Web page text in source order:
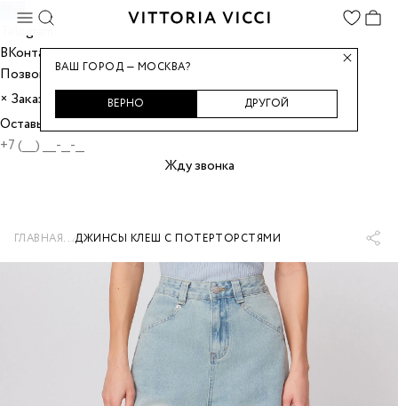
Max
Telegram
ВКонтакте
Позвонить
× Заказать звонок
Оставьте номер, и мы перезвоним вам.
Жду звонка
ГЛАВНАЯ...ДЖИНСЫ КЛЕШ С ПОТЕРТОРСТЯМИ
ВАШ ГОРОД — МОСКВА?
ВЕРНО ДРУГОЙ